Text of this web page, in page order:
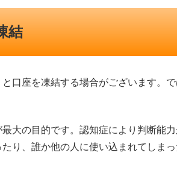
結
口座を凍結する場合がございます。
大の目的です。認知症により判断能
り、誰か他の人に使い込まれてしま